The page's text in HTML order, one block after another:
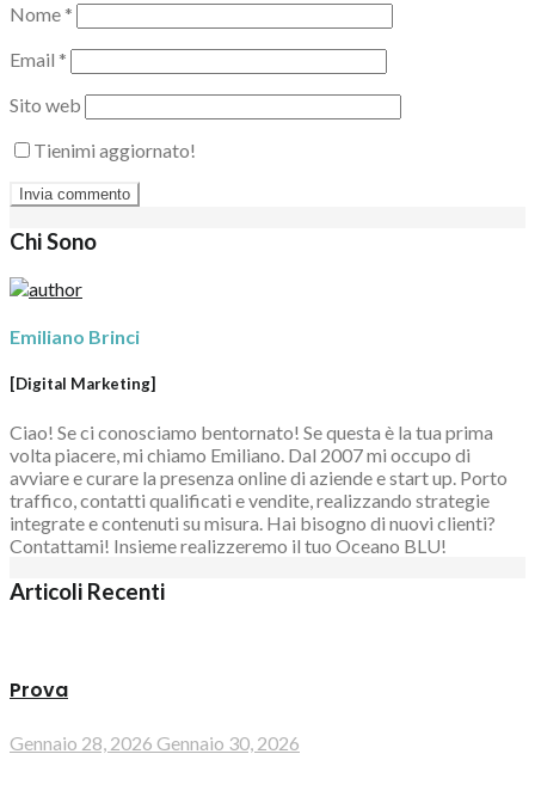
Nome *
Email *
Sito web
Tienimi aggiornato!
Chi Sono
Emiliano Brinci
[Digital Marketing]
Ciao! Se ci conosciamo bentornato! Se questa è la tua prima
volta piacere, mi chiamo Emiliano. Dal 2007 mi occupo di
avviare e curare la presenza online di aziende e start up. Porto
traffico, contatti qualificati e vendite, realizzando strategie
integrate e contenuti su misura. Hai bisogno di nuovi clienti?
Contattami! Insieme realizzeremo il tuo Oceano BLU!
Articoli Recenti
Prova
Gennaio 28, 2026 Gennaio 30, 2026